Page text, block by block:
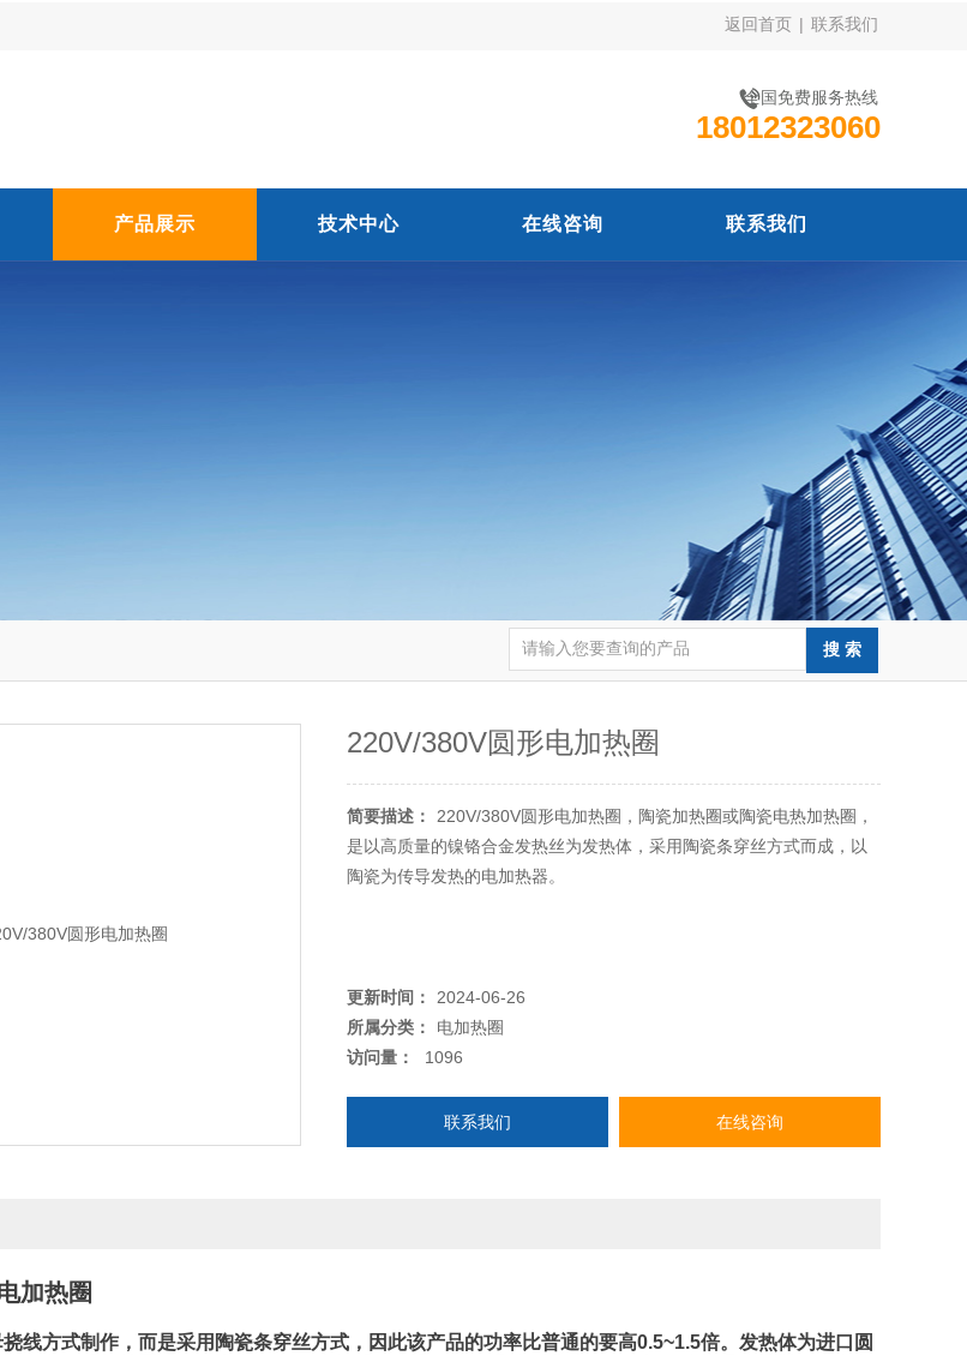
返回首页 | 联系我们
全国免费服务热线
18012323060
产品展示 技术中心 在线咨询 联系我们
220V/380V圆形电加热圈
简要描述：
220V/380V圆形电加热圈，陶瓷加热圈或陶瓷电热加热圈，
是以高质量的镍铬合金发热丝为发热体，采用陶瓷条穿丝方式而成，以
陶瓷为传导发热的电加热器。
更新时间：
2024-06-26
所属分类：
电加热圈
访问量：
1096
联系我们 在线咨询
加热圈
线方式制作，而是采用陶瓷条穿丝方式，因此该产品的功率比普通的要高0.5~1.5倍。发热体为进口圆